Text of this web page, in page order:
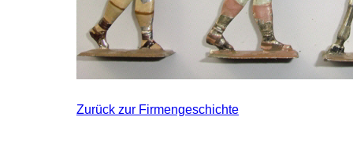
Zurück zur Firmengeschichte